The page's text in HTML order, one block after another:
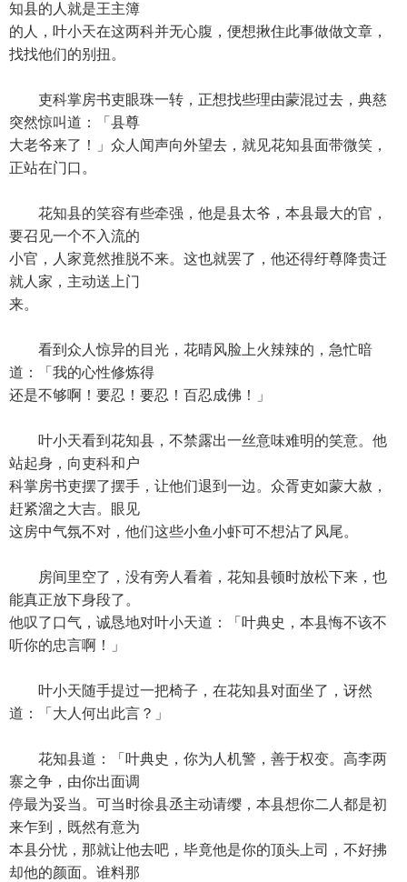
知县的人就是王主簿
的人，叶小天在这两科并无心腹，便想揪住此事做做文章，
找找他们的别扭。
吏科掌房书吏眼珠一转，正想找些理由蒙混过去，典慈
突然惊叫道：「县尊
大老爷来了！」众人闻声向外望去，就见花知县面带微笑，
正站在门口。
花知县的笑容有些牵强，他是县太爷，本县最大的官，
要召见一个不入流的
小官，人家竟然推脱不来。这也就罢了，他还得纡尊降贵迁
就人家，主动送上门
来。
看到众人惊异的目光，花晴风脸上火辣辣的，急忙暗
道：「我的心性修炼得
还是不够啊！要忍！要忍！百忍成佛！」
叶小天看到花知县，不禁露出一丝意味难明的笑意。他
站起身，向吏科和户
科掌房书吏摆了摆手，让他们退到一边。众胥吏如蒙大赦，
赶紧溜之大吉。眼见
这房中气氛不对，他们这些小鱼小虾可不想沾了风尾。
房间里空了，没有旁人看着，花知县顿时放松下来，也
能真正放下身段了。
他叹了口气，诚恳地对叶小天道：「叶典史，本县悔不该不
听你的忠言啊！」
叶小天随手提过一把椅子，在花知县对面坐了，讶然
道：「大人何出此言？」
花知县道：「叶典史，你为人机警，善于权变。高李两
寨之争，由你出面调
停最为妥当。可当时徐县丞主动请缨，本县想你二人都是初
来乍到，既然有意为
本县分忧，那就让他去吧，毕竟他是你的顶头上司，不好拂
却他的颜面。谁料那